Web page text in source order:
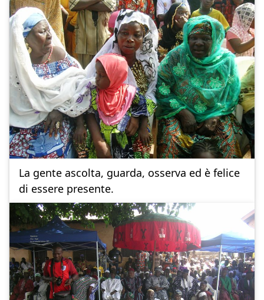
La gente ascolta, guarda, osserva ed è felice
di essere presente.